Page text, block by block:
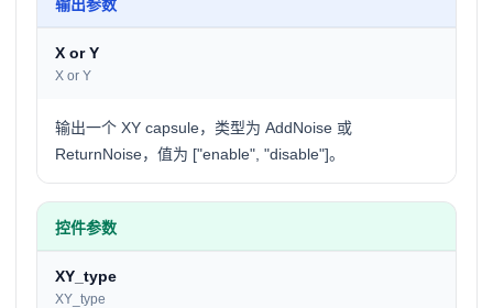
输出参数
X or Y
X or Y
输出一个 XY capsule，类型为 AddNoise 或
ReturnNoise，值为 ["enable", "disable"]。
控件参数
XY_type
XY_type